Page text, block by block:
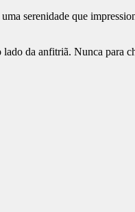
serenidade que
da anfitriã. Nunca para